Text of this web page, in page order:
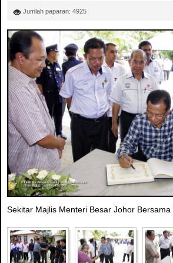
Jumlah paparan: 4925
Sekitar Majlis Menteri Besar Johor Bersama